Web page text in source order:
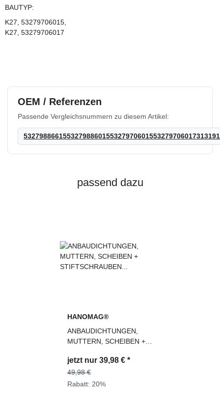
BAUTYP:
K27, 53279706015,
K27, 53279706017
OEM / Referenzen
Passende Vergleichsnummern zu diesem Artikel:
53279886615532798860155327970601553279706017313191
passend dazu
HANOMAG®
ANBAUDICHTUNGEN,
MUTTERN, SCHEIBEN +
TURBOLADER
2992678M91,
3093493M91
jetzt nur 39,98 € *
49,98 €
Rabatt: 20%